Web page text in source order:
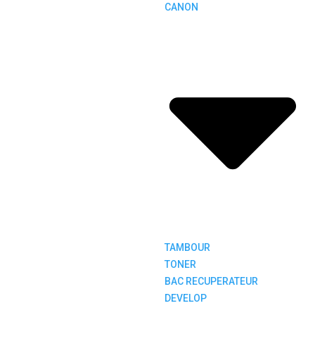
CANON
TAMBOUR
TONER
BAC RECUPERATEUR
DEVELOP